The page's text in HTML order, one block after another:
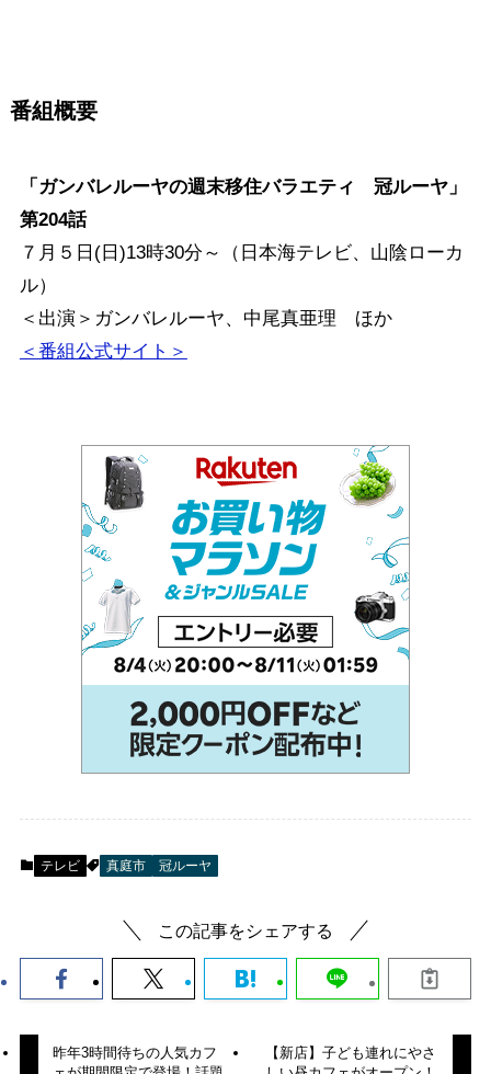
番組概要
「ガンバレルーヤの週末移住バラエティ 冠ルーヤ」
第204話
７月５日(日)13時30分～（日本海テレビ、山陰ローカ
ル）
＜出演＞ガンバレルーヤ、中尾真亜理 ほか
＜番組公式サイト＞
テレビ 真庭市 冠ルーヤ
この記事をシェアする
昨年3時間待ちの人気カフ
【新店】子ども連れにやさ